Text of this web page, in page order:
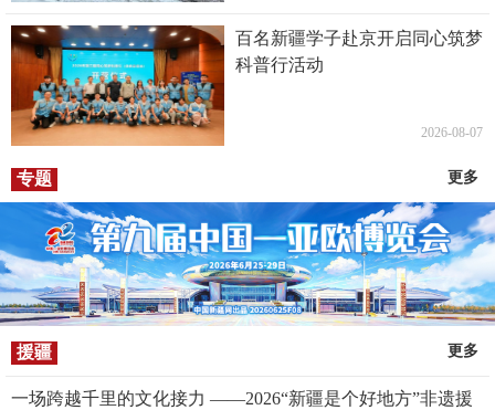
百名新疆学子赴京开启同心筑梦
科普行活动
2026-08-07
专题 更多
援疆 更多
一场跨越千里的文化接力 ——2026“新疆是个好地方”非遗援